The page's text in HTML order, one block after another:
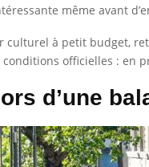
même avant
à petit budget,
officielles : en
d’une